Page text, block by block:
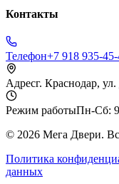
Контакты
Телефон+7 918 935-
Адресг. Краснодар,
Режим работыПн-Сб:
© 2026 Мега Двери.
Политика
данных